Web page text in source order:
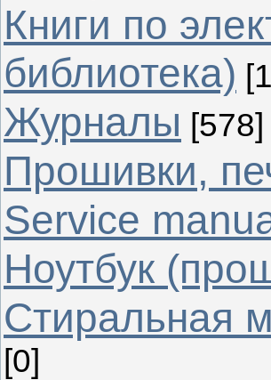
Книги по
библиотека)
Журналы [578]
Прошивки,
Service
Ноутбук
Стиральная
[0]